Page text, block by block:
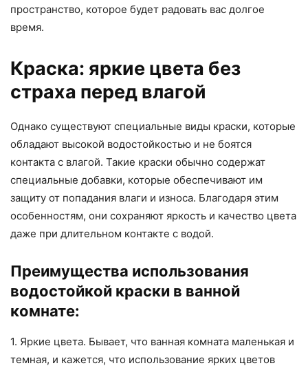
пространство, которое будет радовать вас долгое
время.
Краска: яркие цвета без
страха перед влагой
Однако существуют специальные виды краски, которые
обладают высокой водостойкостью и не боятся
контакта с влагой. Такие краски обычно содержат
специальные добавки, которые обеспечивают им
защиту от попадания влаги и износа. Благодаря этим
особенностям, они сохраняют яркость и качество цвета
даже при длительном контакте с водой.
Преимущества использования
водостойкой краски в ванной
комнате:
1. Яркие цвета. Бывает, что ванная комната маленькая и
темная, и кажется, что использование ярких цветов